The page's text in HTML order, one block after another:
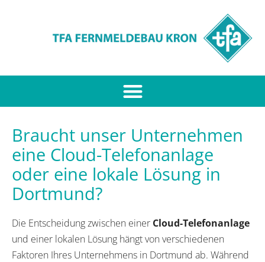
Braucht unser Unternehmen
eine Cloud-Telefonanlage
oder eine lokale Lösung in
Dortmund?
Die Entscheidung zwischen einer Cloud-Telefonanlage
und einer lokalen Lösung hängt von verschiedenen
Faktoren Ihres Unternehmens in Dortmund ab. Während